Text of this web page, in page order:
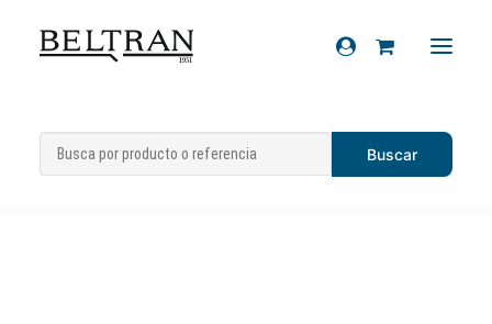
Recambios
Inicio Recambios » Embrague
Discos
embrague»Disco conductor de embrague